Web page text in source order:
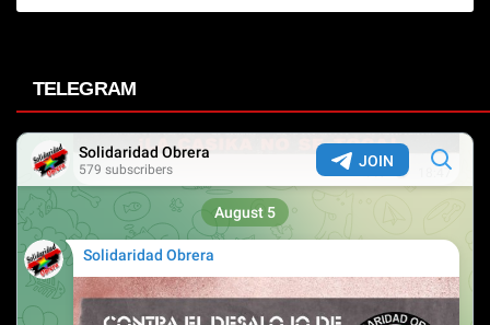
TELEGRAM